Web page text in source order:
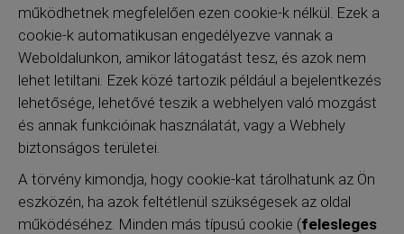
működhetnek megfelelően ezen cookie-k nélkül. Ezek a
cookie-k automatikusan engedélyezve vannak a
Weboldalunkon, amikor látogatást tesz, és azok nem
lehet letiltani. Ezek közé tartozik például a bejelentkezés
lehetősége, lehetővé teszik a webhelyen való mozgást
és annak funkcióinak használatát, vagy a Webhely
biztonságos területei.
A törvény kimondja, hogy cookie-kat tárolhatunk az Ön
eszközén, ha azok feltétlenül szükségesek az oldal
működéséhez. Minden más típusú cookie (felesleges